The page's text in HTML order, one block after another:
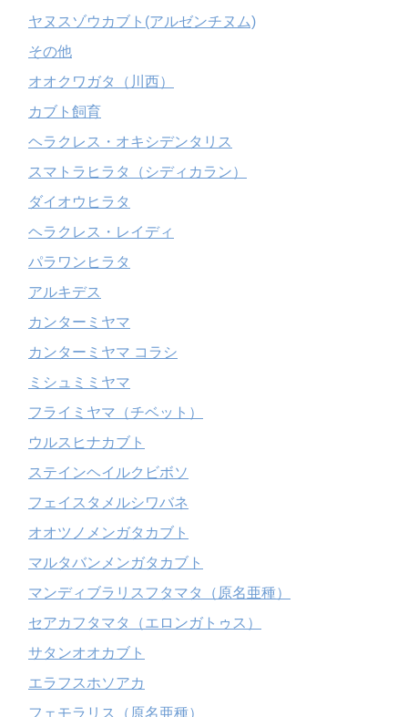
ヤヌスゾウカブト(アルゼンチヌム)
その他
オオクワガタ（川西）
カブト飼育
ヘラクレス・オキシデンタリス
スマトラヒラタ（シディカラン）
ダイオウヒラタ
ヘラクレス・レイディ
パラワンヒラタ
アルキデス
カンターミヤマ
カンターミヤマ コラシ
ミシュミミヤマ
フライミヤマ（チベット）
ウルスヒナカブト
ステインヘイルクビボソ
フェイスタメルシワバネ
オオツノメンガタカブト
マルタバンメンガタカブト
マンディブラリスフタマタ（原名亜種）
セアカフタマタ（エロンガトゥス）
サタンオオカブト
エラフスホソアカ
フェモラリス（原名亜種）